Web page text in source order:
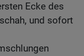
Ecke des
und sofort